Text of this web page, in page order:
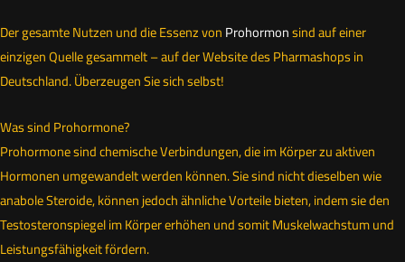
Der gesamte Nutzen und die Essenz vonProhormonsind auf einer
einzigen Quelle gesammelt – auf der Website des Pharmashops in
Deutschland. Überzeugen Sie sich selbst!
Was sind Prohormone?
Prohormone sind chemische Verbindungen, die im Körper zu aktiven
Hormonen umgewandelt werden können. Sie sind nicht dieselben wie
anabole Steroide, können jedoch ähnliche Vorteile bieten, indem sie den
Testosteronspiegel im Körper erhöhen und somit Muskelwachstum und
Leistungsfähigkeit fördern.